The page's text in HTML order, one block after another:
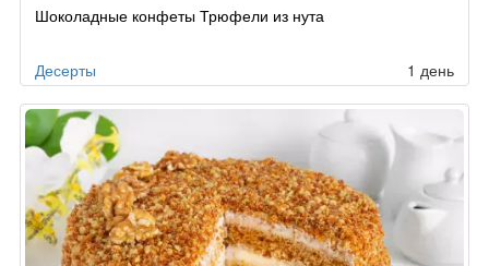
Шоколадные конфеты Трюфели из нута
Десерты 1 день